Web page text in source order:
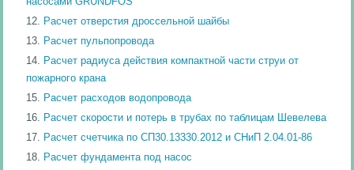
Расчет отверстия дроссельной шайбы
Расчет пульпопровода
Расчет радиуса действия компактной части струи от
пожарного крана
Расчет расходов водопровода
Расчет скорости и потерь в трубах по таблицам Шевелева
Расчет счетчика по СП30.13330.2012 и СНиП 2.04.01-86
Расчет фундамента под насос